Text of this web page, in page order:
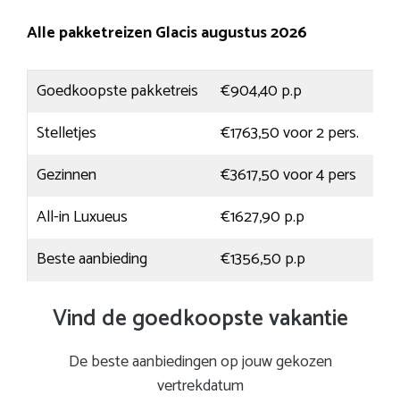
Alle pakketreizen Glacis augustus 2026
Goedkoopste pakketreis
€904,40 p.p
Stelletjes
€1763,50 voor 2 pers.
Gezinnen
€3617,50 voor 4 pers
All-in Luxueus
€1627,90 p.p
Beste aanbieding
€1356,50 p.p
Vind de goedkoopste vakantie
De beste aanbiedingen op jouw gekozen
vertrekdatum